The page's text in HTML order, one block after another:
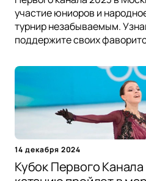
участие юниоров и
турнир незабываемым.
поддержите своих
14 декабря 2024
Кубок Первого